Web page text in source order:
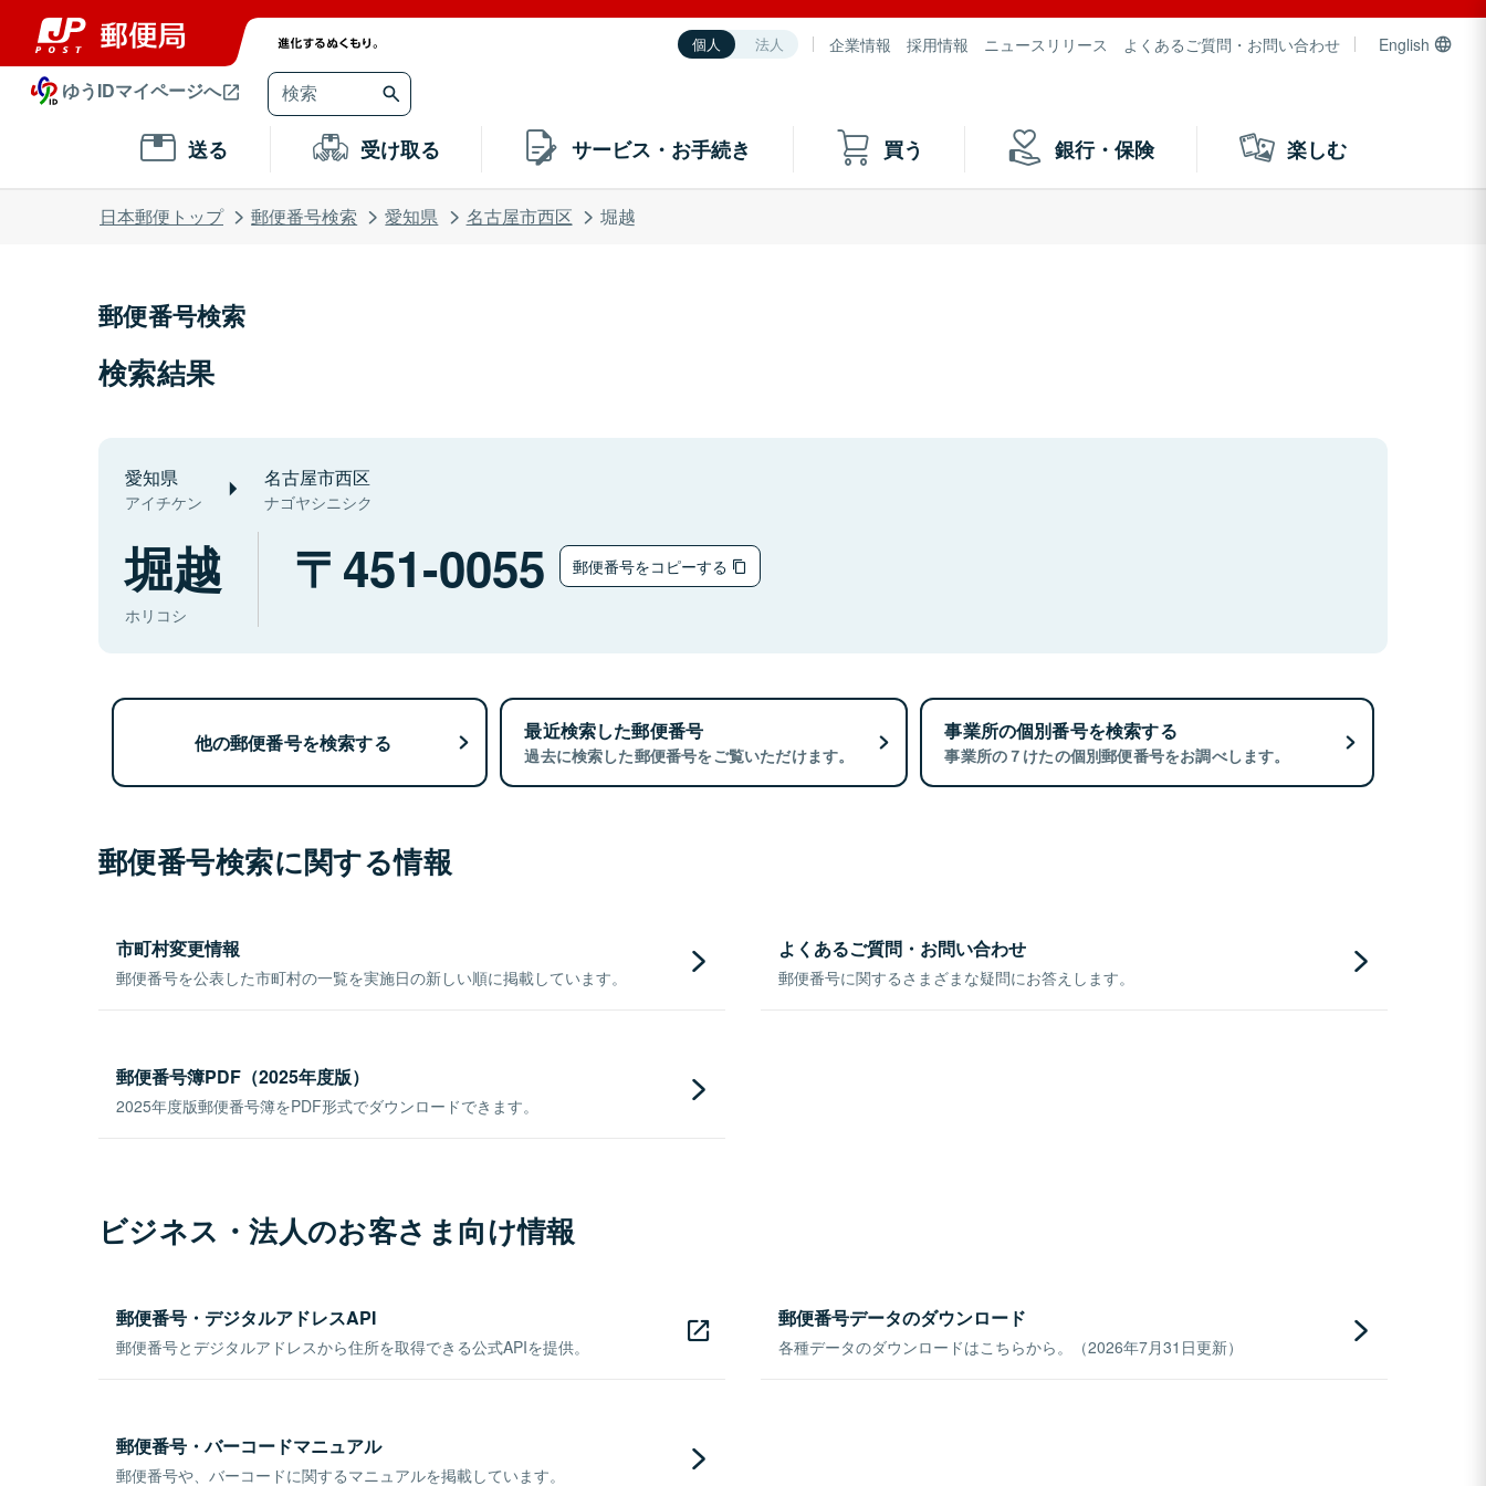
個人 法人 企業情報 採用情報 ニュースリリース よくあるご質問・お問い合わせ English
ゆうIDマイページへ
送る 受け取る サービス・お手続き 買う 銀行・保険 楽しむ
日本郵便トップ 郵便番号検索 愛知県 名古屋市西区 堀越
郵便番号検索
検索結果
愛知県
アイチケン
名古屋市西区
ナゴヤシニシク
堀越
ホリコシ
451-0055 郵便番号をコピーする
他の郵便番号を検索する 最近検索した郵便番号
過去に検索した郵便番号をご覧いただけます。
事業所の個別番号を検索する
事業所の７けたの個別郵便番号をお調べします。
郵便番号検索に関する情報
市町村変更情報
郵便番号を公表した市町村の一覧を実施日の新しい順に掲載しています。
よくあるご質問・お問い合わせ
郵便番号に関するさまざまな疑問にお答えします。
郵便番号簿PDF（2025年度版）
2025年度版郵便番号簿をPDF形式でダウンロードできます。
ビジネス・法人のお客さま向け情報
郵便番号・デジタルアドレスAPI
郵便番号とデジタルアドレスから住所を取得できる公式APIを提供。
郵便番号データのダウンロード
各種データのダウンロードはこちらから。（2026年7月31日更新）
郵便番号・バーコードマニュアル
郵便番号や、バーコードに関するマニュアルを掲載しています。